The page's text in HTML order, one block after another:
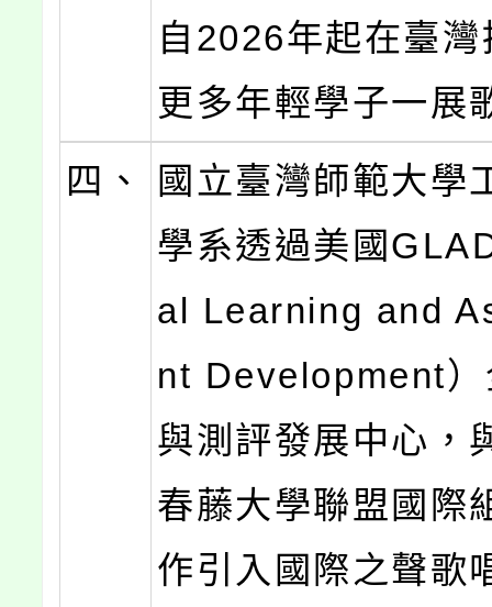
自2026年起在臺
更多年輕學子一展
四、
國立臺灣師範大學
學系透過美國
al Learning and
nt Development
與測評發展中心，
春藤大學聯盟國際
作引入國際之聲歌